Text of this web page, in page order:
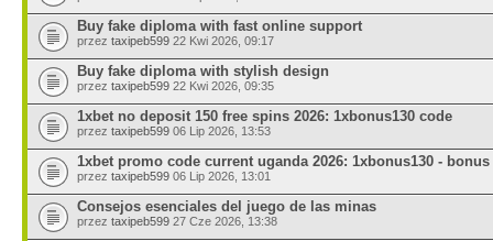
Buy fake diploma with fast online support
przez taxipeb599 22 Kwi 2026, 09:17
Buy fake diploma with stylish design
przez taxipeb599 22 Kwi 2026, 09:35
1xbet no deposit 150 free spins 2026: 1xbonus130 code
przez taxipeb599 06 Lip 2026, 13:53
1xbet promo code current uganda 2026: 1xbonus130 - bonus
przez taxipeb599 06 Lip 2026, 13:01
Consejos esenciales del juego de las minas
przez taxipeb599 27 Cze 2026, 13:38